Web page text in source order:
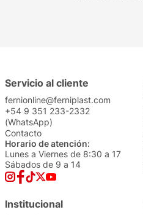
Servicio al cliente
fernionline@ferniplast.com
+54 9 351 233-2332
(WhatsApp)
Contacto
Horario de atención:
Lunes a Viernes de 8:30 a 17
Sábados de 9 a 14
Institucional